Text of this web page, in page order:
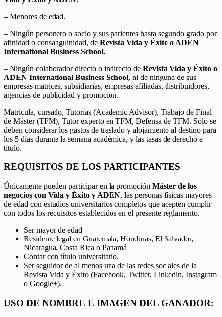
– Menores de edad.
– Ningún personero o socio y sus parientes hasta segundo grado por
afinidad o consanguinidad, de Revista Vida y Éxito o ADEN
International Business School.
– Ningún colaborador directo o indirecto de Revista Vida y Éxito o
ADEN International Business School, ni de ninguna de sus
empresas matrices, subsidiarias, empresas afiliadas, distribuidores,
agencias de publicidad y promoción.
Matrícula, cursado, Tutorías (Academic Advisor), Trabajo de Final
de Máster (TFM), Tutor experto en TFM, Defensa de TFM. Sólo se
deben considerar los gastos de traslado y alojamiento al destino para
los 5 días durante la semana académica, y las tasas de derecho a
título.
REQUISITOS DE LOS PARTICIPANTES
Únicamente pueden participar en la promoción Máster de los
negocios con Vida y Éxito y ADEN, las personas físicas mayores
de edad con estudios universitarios completos que acepten cumplir
con todos los requisitos establecidos en el presente reglamento.
Ser mayor de edad
Residente legal en Guatemala, Honduras, El Salvador,
Nicaragua, Costa Rica o Panamá
Contar con título universitario.
Ser seguidor de al menos una de las redes sociales de la
Revista Vida y Éxito (Facebook, Twitter, Linkedin, Instagram
o Google+).
USO DE NOMBRE E IMAGEN DEL GANADOR: